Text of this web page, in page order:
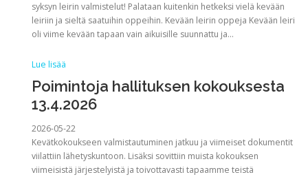
syksyn leirin valmistelut! Palataan kuitenkin hetkeksi vielä kevään
leiriin ja sieltä saatuihin oppeihin. Kevään leirin oppeja Kevään leiri
oli viime kevään tapaan vain aikuisille suunnattu ja…
Lue lisää
Poimintoja hallituksen kokouksesta
13.4.2026
2026-05-22
Kevätkokoukseen valmistautuminen jatkuu ja viimeiset dokumentit
viilattiin lähetyskuntoon. Lisäksi sovittiin muista kokouksen
viimeisistä järjestelyistä ja toivottavasti tapaamme teistä